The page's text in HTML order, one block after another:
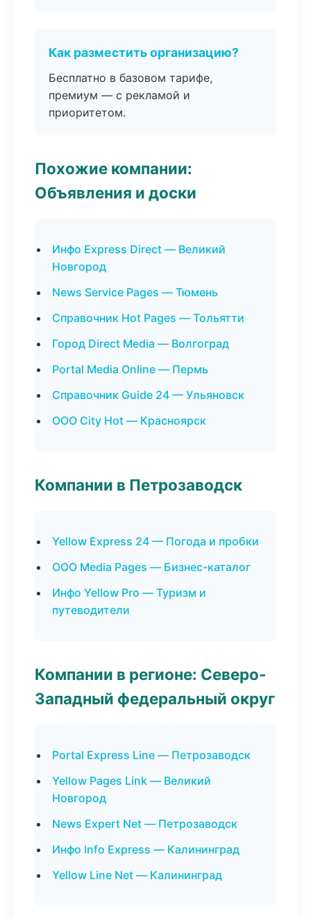
Как разместить организацию?
Бесплатно в базовом тарифе,
премиум — с рекламой и
приоритетом.
Похожие компании:
Объявления и доски
Инфо Express Direct — Великий
Новгород
News Service Pages — Тюмень
Справочник Hot Pages — Тольятти
Город Direct Media — Волгоград
Portal Media Online — Пермь
Справочник Guide 24 — Ульяновск
ООО City Hot — Красноярск
Компании в Петрозаводск
Yellow Express 24 — Погода и пробки
ООО Media Pages — Бизнес-каталог
Инфо Yellow Pro — Туризм и
путеводители
Компании в регионе: Северо-
Западный федеральный округ
Portal Express Line — Петрозаводск
Yellow Pages Link — Великий
Новгород
News Expert Net — Петрозаводск
Инфо Info Express — Калининград
Yellow Line Net — Калининград